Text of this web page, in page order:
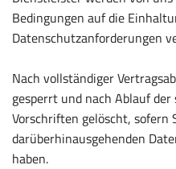
Bedingungen auf die
Datenschutzanforderungen
Nach vollständiger
gesperrt und nach Ablauf
Vorschriften gelöscht,
darüberhinausgehenden
haben.